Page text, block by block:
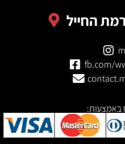
החייל
fb.com/